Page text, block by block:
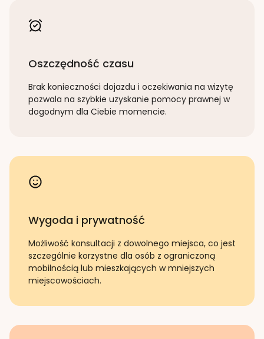
Oszczędność czasu
Brak konieczności dojazdu i oczekiwania na wizytę
pozwala na szybkie uzyskanie pomocy prawnej w
dogodnym dla Ciebie momencie.
Wygoda i prywatność
Możliwość konsultacji z dowolnego miejsca, co jest
szczególnie korzystne dla osób z ograniczoną
mobilnością lub mieszkających w mniejszych
miejscowościach.